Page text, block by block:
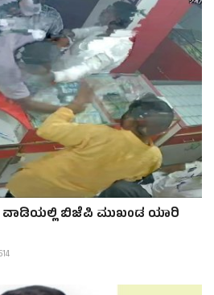
ವಾಡಿಯಲ್ಲಿ ಬಿಜೆಪಿ ಮುಖಂಡ ಯಾರಿ